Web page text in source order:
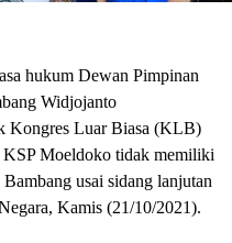
hukum Dewan Pimpinan
Widjojanto
Kongres Luar Biasa (KLB)
Moeldoko tidak memiliki
usai sidang lanjutan
Kamis (21/10/2021).